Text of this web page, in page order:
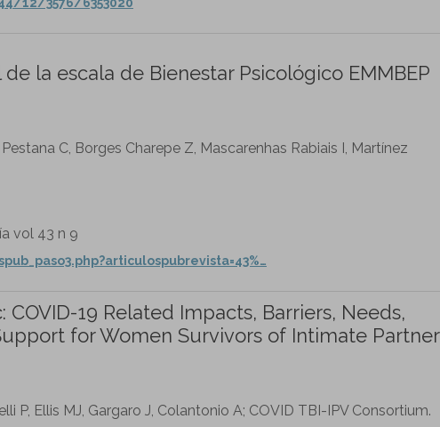
la escala de Bienestar Psicológico EMMBEP
C, Borges Charepe Z, Mascarenhas Rabiais I, Martínez
vol 43 n 9
19 Related Impacts, Barriers, Needs,
for Women Survivors of Intimate Partner
P, Ellis MJ, Gargaro J, Colantonio A; COVID TBI-IPV Consortium.